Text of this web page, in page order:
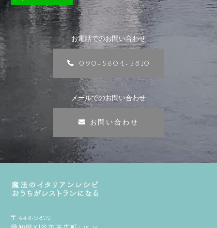
お電話でのお問い合わせ
090-5604-5810
メールでのお問い合わせ
お問い合わせ
〒448-0802